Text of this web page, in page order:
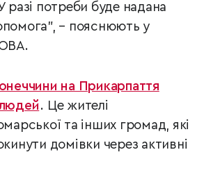
разі потреби буде надана
– пояснюють у
на Прикарпаття
. Це жителі
та інших громад, які
домівки через активні